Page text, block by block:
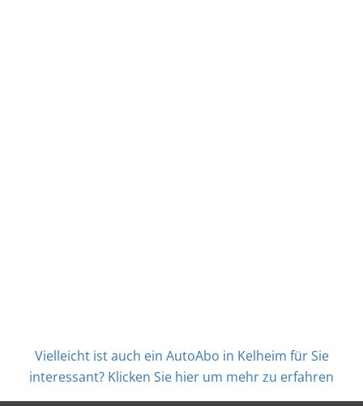
Vielleicht ist auch ein AutoAbo in Kelheim für Sie
interessant? Klicken Sie hier um mehr zu erfahren